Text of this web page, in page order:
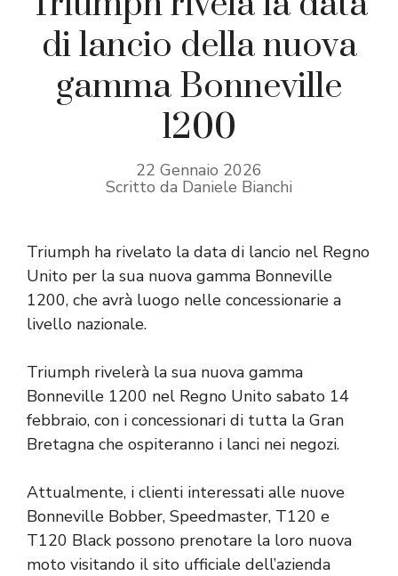
di lancio della nuova
gamma Bonneville
1200
22 Gennaio 2026
Scritto da Daniele Bianchi
Triumph ha rivelato la data di lancio nel Regno
Unito per la sua nuova gamma Bonneville
1200, che avrà luogo nelle concessionarie a
livello nazionale.
Triumph rivelerà la sua nuova gamma
Bonneville 1200 nel Regno Unito sabato 14
febbraio, con i concessionari di tutta la Gran
Bretagna che ospiteranno i lanci nei negozi.
Attualmente, i clienti interessati alle nuove
Bonneville Bobber, Speedmaster, T120 e
T120 Black possono prenotare la loro nuova
moto visitando il sito ufficiale dell’azienda